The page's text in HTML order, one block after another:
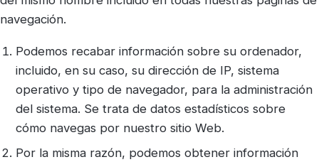
navegación.
Podemos recabar información sobre su ordenador,
incluido, en su caso, su dirección de IP, sistema
operativo y tipo de navegador, para la administración
del sistema. Se trata de datos estadísticos sobre
cómo navegas por nuestro sitio Web.
Por la misma razón, podemos obtener información